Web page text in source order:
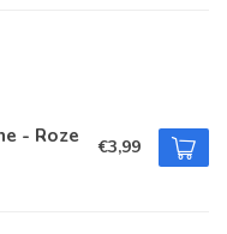
- Roze €3,99